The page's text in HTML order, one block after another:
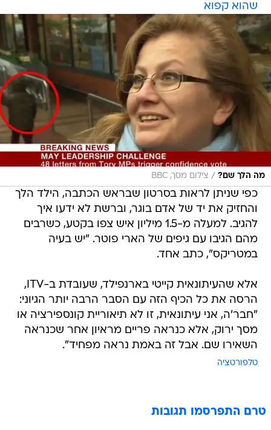
שהוא קפוא
מה הלך שם? / צילום מסך, BBC
כפי שניתן לראות בסרטון שבראש הכתבה, הילד הלך
והחזיק את יד של אדם בוגר, וברשת לא ידעו איך
להגיב. למעלה מ-1.5 מיליון איש צפו בקטע, כשרבים
מהם הגיבו עם גיפים של הארי פוטר. "יש בעיה
במטריקס", כתב אחד.
אלא שהעיתונאית קייטי בארנפילד, שעובדת ב-ITV,
הרסה את כל הכיף הזה עם הסבר הרבה יותר הגיוני:
"חבר'ה, אני עיתונאית, זו לא תיאוריית קונספירציה או
מסך ירוק, אלא כנראה פריים מראיון אחר שכנראה
השאירו שם. אבל זה באמת נראה מפחיד".
טלפורטציה
טרם התפרסמו תגובות